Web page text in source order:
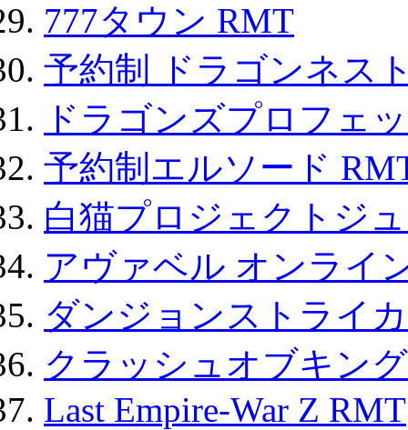
777タウン RMT
予約制 ドラゴンネス
ドラゴンズプロフェ
予約制エルソード
白猫プロジェクトジ
アヴァベル オンライ
ダンジョンストライ
クラッシュオブキン
Last Empire-War Z RMT